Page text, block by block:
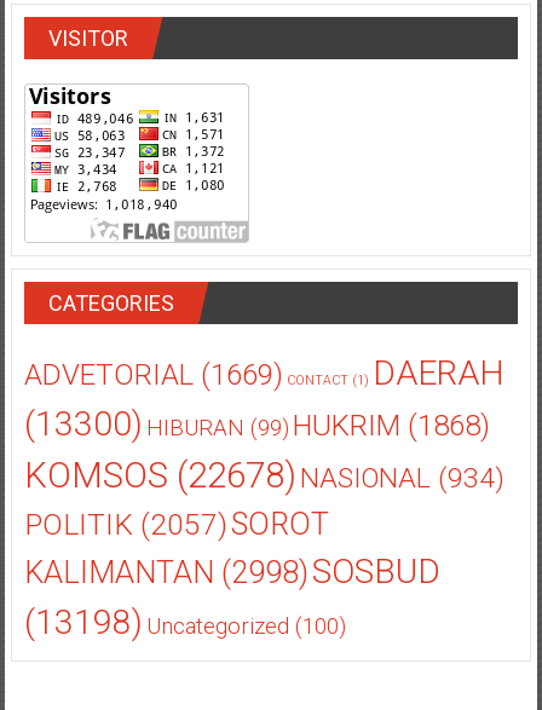
VISITOR
CATEGORIES
ADVETORIAL(1669) CONTACT(1) DAERAH
(13300) HIBURAN (99) HUKRIM (1868)
KOMSOS (22678) NASIONAL(934)
POLITIK(2057)SOROT
KALIMANTAN (2998)SOSBUD
(13198) Uncategorized (100)